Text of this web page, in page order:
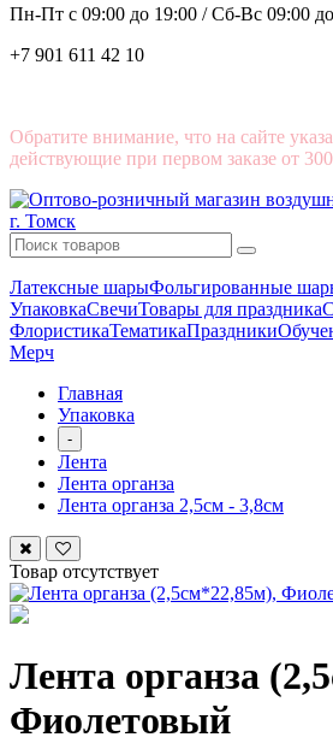
Пн-Пт с 09:00 до 19:00 /Сб-Вс 09:00
+7 901 611 42 10
Обратите внимание, что на сайте
действующие при первом заказе от
Латексные шарыФольгированные
УпаковкаСвечиТовары для праздника
ФлористикаТематикаПраздники
Мерч
Главная
Упаковка
-
Лента
Лента органза
Лента органза 2,5см - 3,8см
Товар отсутствует
Лента органза
Фиолетовый